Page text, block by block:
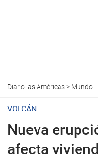
Diario las Américas> Mundo
VOLCÁN
Nueva
afecta